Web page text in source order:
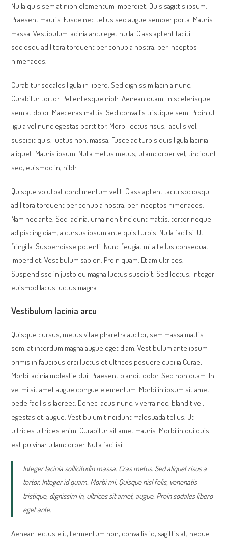
Nulla quis sem at nibh elementum imperdiet. Duis sagittis ipsum.
Praesent mauris. Fusce nec tellus sed augue semper porta. Mauris
massa. Vestibulum lacinia arcu eget nulla. Class aptent taciti
sociosqu ad litora torquent per conubia nostra, per inceptos
himenaeos.
Curabitur sodales ligula in libero. Sed dignissim lacinia nunc.
Curabitur tortor. Pellentesque nibh. Aenean quam. In scelerisque
sem at dolor. Maecenas mattis. Sed convallis tristique sem. Proin ut
ligula vel nunc egestas porttitor. Morbi lectus risus, iaculis vel,
suscipit quis, luctus non, massa. Fusce ac turpis quis ligula lacinia
aliquet. Mauris ipsum. Nulla metus metus, ullamcorper vel, tincidunt
sed, euismod in, nibh.
Quisque volutpat condimentum velit. Class aptent taciti sociosqu
ad litora torquent per conubia nostra, per inceptos himenaeos.
Nam nec ante. Sed lacinia, urna non tincidunt mattis, tortor neque
adipiscing diam, a cursus ipsum ante quis turpis. Nulla facilisi. Ut
fringilla. Suspendisse potenti. Nunc feugiat mi a tellus consequat
imperdiet. Vestibulum sapien. Proin quam. Etiam ultrices.
Suspendisse in justo eu magna luctus suscipit. Sed lectus. Integer
euismod lacus luctus magna.
Vestibulum lacinia arcu
Quisque cursus, metus vitae pharetra auctor, sem massa mattis
sem, at interdum magna augue eget diam. Vestibulum ante ipsum
primis in faucibus orci luctus et ultrices posuere cubilia Curae;
Morbi lacinia molestie dui. Praesent blandit dolor. Sed non quam. In
vel mi sit amet augue congue elementum. Morbi in ipsum sit amet
pede facilisis laoreet. Donec lacus nunc, viverra nec, blandit vel,
egestas et, augue. Vestibulum tincidunt malesuada tellus. Ut
ultrices ultrices enim. Curabitur sit amet mauris. Morbi in dui quis
est pulvinar ullamcorper. Nulla facilisi.
Integer lacinia sollicitudin massa. Cras metus. Sed aliquet risus a
tortor. Integer id quam. Morbi mi. Quisque nisl felis, venenatis
tristique, dignissim in, ultrices sit amet, augue. Proin sodales libero
eget ante.
Aenean lectus elit, fermentum non, convallis id, sagittis at, neque.